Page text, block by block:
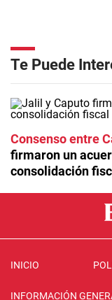
Te Puede
Consenso entre
firmaron un
consolidación
INICIO
INFORMACIÓN